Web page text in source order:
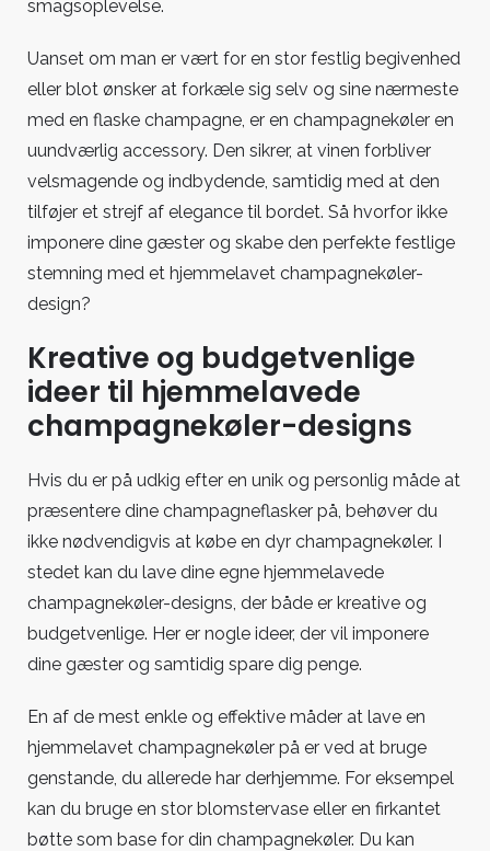
smagsoplevelse.
Uanset om man er vært for en stor festlig begivenhed
eller blot ønsker at forkæle sig selv og sine nærmeste
med en flaske champagne, er en champagnekøler en
uundværlig accessory. Den sikrer, at vinen forbliver
velsmagende og indbydende, samtidig med at den
tilføjer et strejf af elegance til bordet. Så hvorfor ikke
imponere dine gæster og skabe den perfekte festlige
stemning med et hjemmelavet champagnekøler-
design?
Kreative og budgetvenlige
ideer til hjemmelavede
champagnekøler-designs
Hvis du er på udkig efter en unik og personlig måde at
præsentere dine champagneflasker på, behøver du
ikke nødvendigvis at købe en dyr champagnekøler. I
stedet kan du lave dine egne hjemmelavede
champagnekøler-designs, der både er kreative og
budgetvenlige. Her er nogle ideer, der vil imponere
dine gæster og samtidig spare dig penge.
En af de mest enkle og effektive måder at lave en
hjemmelavet champagnekøler på er ved at bruge
genstande, du allerede har derhjemme. For eksempel
kan du bruge en stor blomstervase eller en firkantet
bøtte som base for din champagnekøler. Du kan